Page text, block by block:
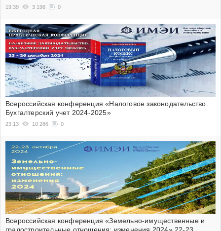
19:39 3 196 0
Всероссийская конференция «Налоговое законодательство.
Бухгалтерский учет 2024-2025»
23:13 10 286 0
Всероссийская конференция «Земельно-имущественные и
градостроительные отношения: изменения 2024» 22-23